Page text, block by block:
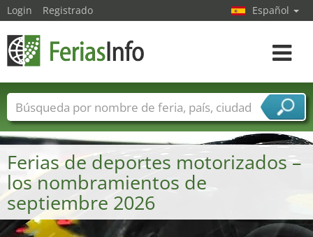
Ferias de deportes motorizados –
los nombramientos de
septiembre 2026
Login Registrado Español
toggle
Nombres de ferias Países
Ciudades
Sectores de ferias
Sectores de proveedor de servicios